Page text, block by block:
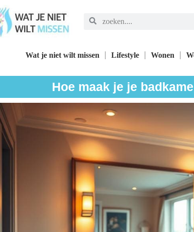
Wat je niet wilt missen Lifestyle Wonen
Hoe maak je je